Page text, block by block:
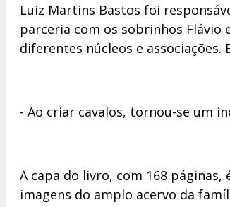
Luiz Martins Bastos foi
parceria com os sobrinhos Flávio
diferentes núcleos e
- Ao criar cavalos, tornou-se um
A capa do livro, com 168
imagens do amplo acervo da